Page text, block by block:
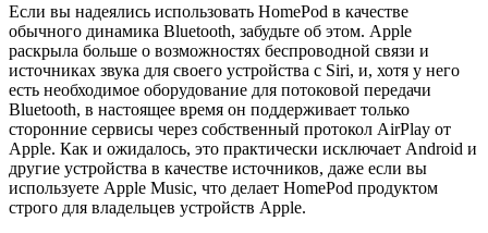
Если вы надеялись использовать HomePod в качестве
обычного динамика Bluetooth, забудьте об этом. Apple
раскрыла больше о возможностях беспроводной связи и
источниках звука для своего устройства с Siri, и, хотя у него
есть необходимое оборудование для потоковой передачи
Bluetooth, в настоящее время он поддерживает только
сторонние сервисы через собственный протокол AirPlay от
Apple. Как и ожидалось, это практически исключает Android и
другие устройства в качестве источников, даже если вы
используете Apple Music, что делает HomePod продуктом
строго для владельцев устройств Apple.